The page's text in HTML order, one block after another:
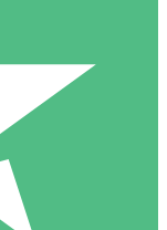
Keine